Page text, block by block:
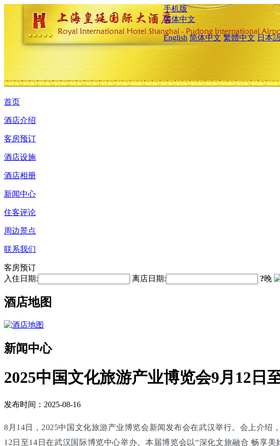
手机版
简体中文
English 简体中文 繁體中文 日本
首页
酒店介绍
客房预订
酒店设施
酒店相册
新闻中心
住客评论
周边景点
联系我们
客房预订
入住日期:
离店日期: ?晚
酒店地图
新闻中心
2025中国文化旅游产业博览会9月12日
发布时间：2025-08-16
8月14日，2025中国文化旅游产业博览会新闻发布会在武汉举行。会上介
12日至14日在武汉国际博览中心举办。本届博览会以“深化文旅融合 畅享